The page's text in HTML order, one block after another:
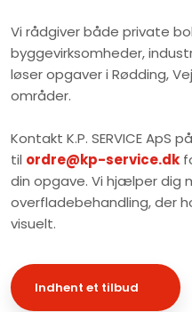
Vi rådgiver både private
byggevirksomheder,
løser opgaver i Rødding,
områder.
Kontakt K.P. SERVICE ApS
til ordre@kp-service.dk
din opgave. Vi hjælper dig
overfladebehandling, der
visuelt.
Indhent et tilbud